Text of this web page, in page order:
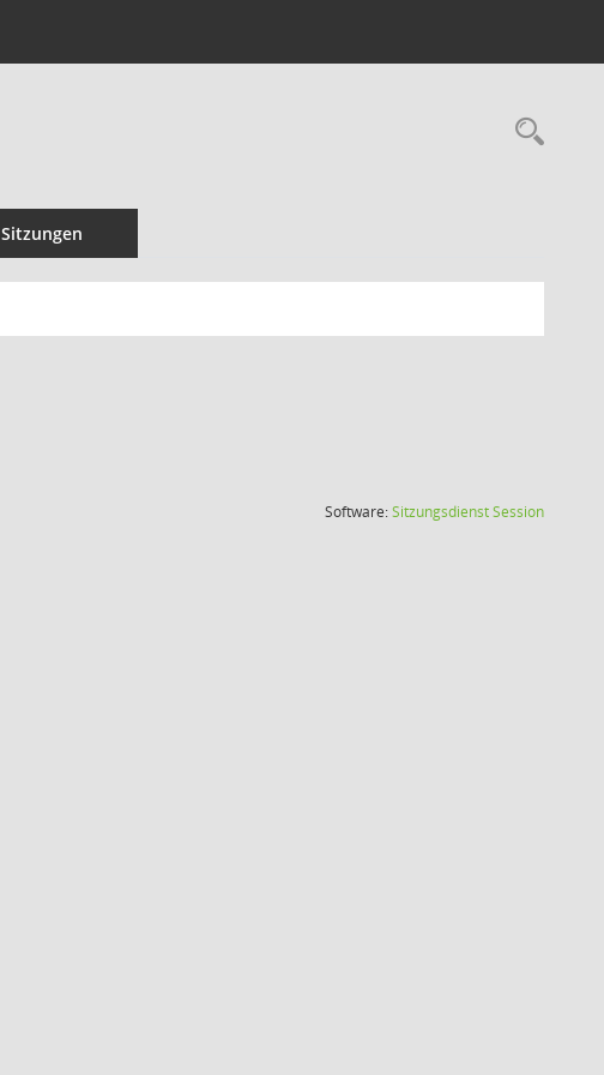
Sitzungen
Software:SitzungsdienstSession(Wird in